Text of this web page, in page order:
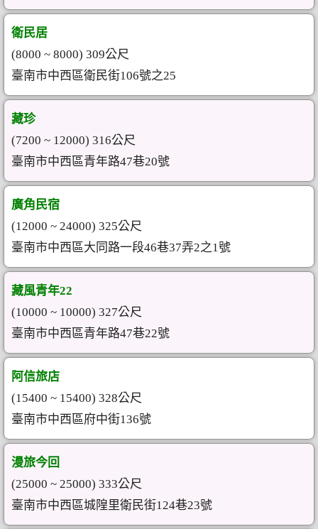
衛民居
(8000 ~ 8000) 309公尺
臺南市中西區衛民街106號之25
藏珍
(7200 ~ 12000) 316公尺
臺南市中西區青年路47巷20號
廣角民宿
(12000 ~ 24000) 325公尺
臺南市中西區大同路一段46巷37弄2之1號
藏風青年22
(10000 ~ 10000) 327公尺
臺南市中西區青年路47巷22號
阿信旅店
(15400 ~ 15400) 328公尺
臺南市中西區府中街136號
漫旅今回
(25000 ~ 25000) 333公尺
臺南市中西區城隍里衛民街124巷23號